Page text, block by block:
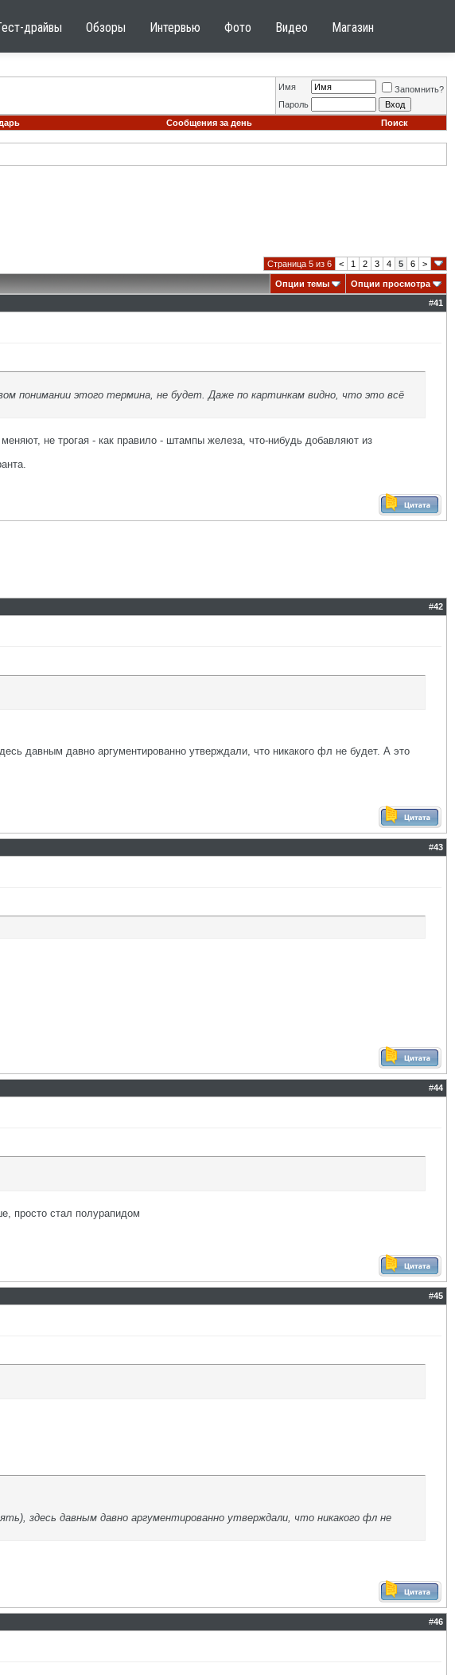
драйвы Обзоры Интервью Фото Видео Магазин
Имя
Запомнить?
Пароль
Сообщения за день Поиск
Страница 5 из 6 < 1 2 3 4 5 6 >
Опции темы
Опции просмотра
#41
понимании этого термина, не будет. Даже по картинкам видно, что это всё
не трогая - как правило - штампы железа, что-нибудь добавляют из
#42
давным давно аргументированно утверждали, что никакого фл не будет. А это
#43
#44
просто стал полурапидом
#45
здесь давным давно аргументированно утверждали, что никакого фл не
#46